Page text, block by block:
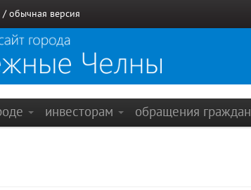
/ обычная версия
инвесторам обращения граждан